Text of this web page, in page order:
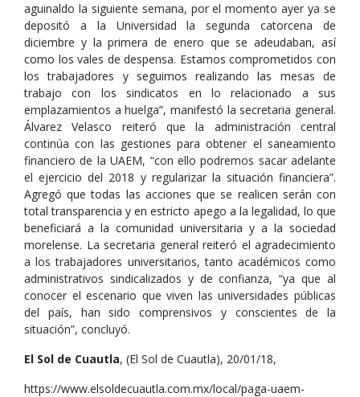
aguinaldo la siguiente semana, por el momento ayer ya se
depositó a la Universidad la segunda catorcena de
diciembre y la primera de enero que se adeudaban, así
como los vales de despensa. Estamos comprometidos con
los trabajadores y seguimos realizando las mesas de
trabajo con los sindicatos en lo relacionado a sus
emplazamientos a huelga”, manifestó la secretaria general.
Álvarez Velasco reiteró que la administración central
continúa con las gestiones para obtener el saneamiento
financiero de la UAEM, “con ello podremos sacar adelante
el ejercicio del 2018 y regularizar la situación financiera”.
Agregó que todas las acciones que se realicen serán con
total transparencia y en estricto apego a la legalidad, lo que
beneficiará a la comunidad universitaria y a la sociedad
morelense. La secretaria general reiteró el agradecimiento
a los trabajadores universitarios, tanto académicos como
administrativos sindicalizados y de confianza, “ya que al
conocer el escenario que viven las universidades públicas
del país, han sido comprensivos y conscientes de la
situación”, concluyó.
El Sol de Cuautla, (El Sol de Cuautla), 20/01/18,
https://www.elsoldecuautla.com.mx/local/paga-uaem-